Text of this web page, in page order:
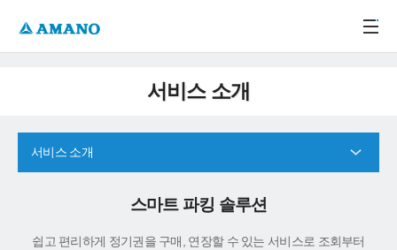
서비스 소개
서비스 소개
스마트 파킹 솔루션
쉽고 편리하게 정기권을 구매, 연장할 수 있는 서비스로 조회부터